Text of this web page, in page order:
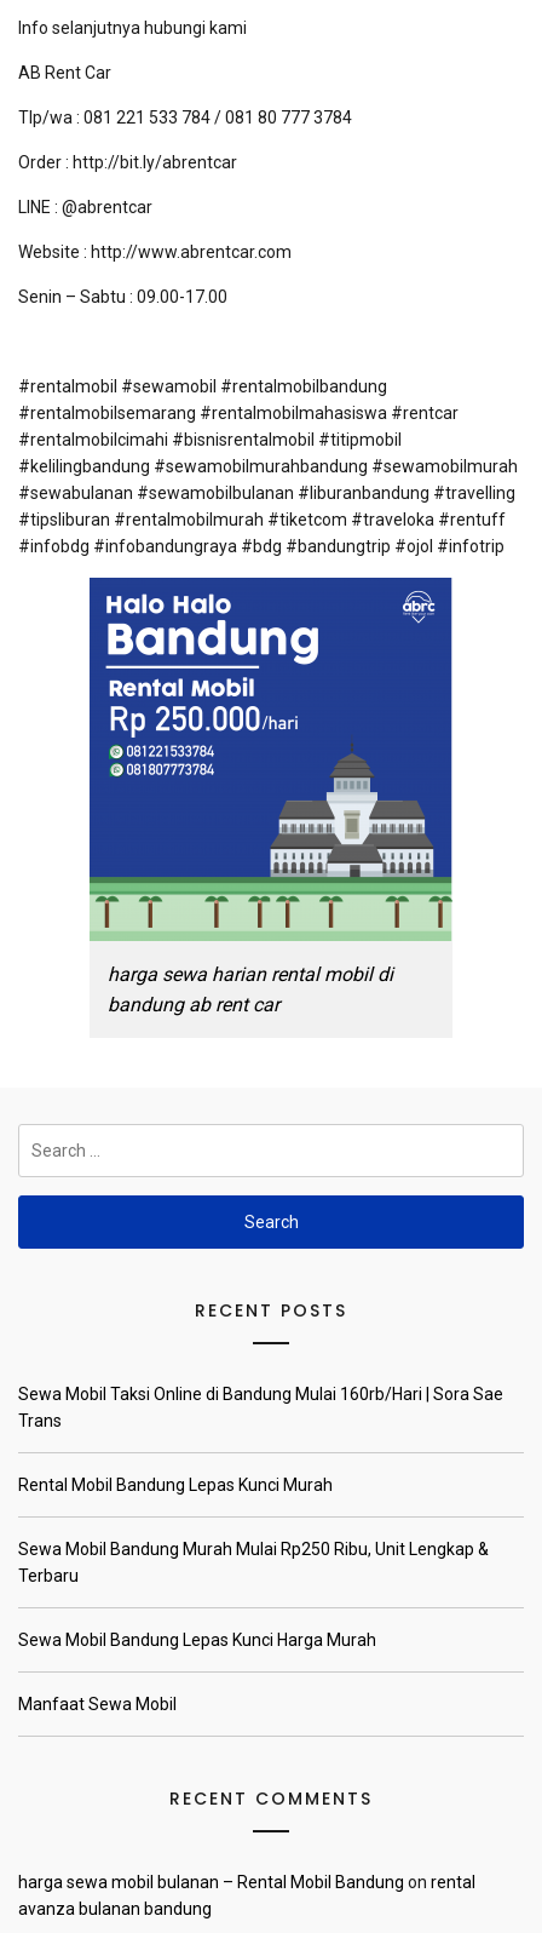
Info selanjutnya hubungi kami
AB Rent Car
Tlp/wa : 081 221 533 784 / 081 80 777 3784
Order : http://bit.ly/abrentcar
LINE : @abrentcar
Website : http://www.abrentcar.com
Senin – Sabtu : 09.00-17.00
#rentalmobil #sewamobil #rentalmobilbandung
#rentalmobilsemarang #rentalmobilmahasiswa #rentcar
#rentalmobilcimahi #bisnisrentalmobil #titipmobil
#kelilingbandung #sewamobilmurahbandung #sewamobilmurah
#sewabulanan #sewamobilbulanan #liburanbandung #travelling
#tipsliburan #rentalmobilmurah #tiketcom #traveloka #rentuff
#infobdg #infobandungraya #bdg #bandungtrip #ojol #infotrip
harga sewa harian rental mobil di
bandung ab rent car
for:
RECENT POSTS
Sewa Mobil Taksi Online di Bandung Mulai 160rb/Hari | Sora Sae
Trans
Rental Mobil Bandung Lepas Kunci Murah
Sewa Mobil Bandung Murah Mulai Rp250 Ribu, Unit Lengkap &
Terbaru
Sewa Mobil Bandung Lepas Kunci Harga Murah
Manfaat Sewa Mobil
RECENT COMMENTS
harga sewa mobil bulanan – Rental Mobil Bandung on rental
avanza bulanan bandung